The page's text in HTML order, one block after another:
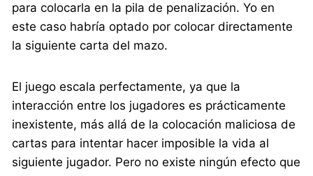
para colocarla en la pila de penalización. Yo en
este caso habría optado por colocar directamente
la siguiente carta del mazo.
El juego escala perfectamente, ya que la
interacción entre los jugadores es prácticamente
inexistente, más allá de la colocación maliciosa de
cartas para intentar hacer imposible la vida al
siguiente jugador. Pero no existe ningún efecto que